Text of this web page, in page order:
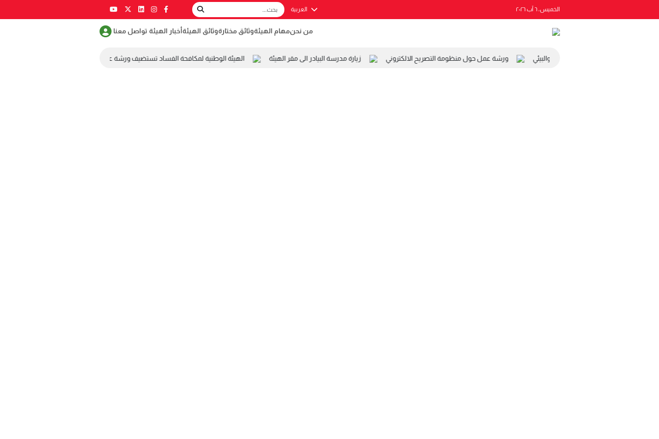
الخميس، ٦ آب ٢٠٢٦ العربية
من نحنمهام الهيئةوثائق مختارةوثائق الهيئةأخبار الهيئة تواصل معنا
رئيس المجلس الاقتصادي والاجتماعي والبيئي ورشة عمل حول منظومة التصريح الالكتروني زيارة مدرسة البيادر الى مقر الهيئة الهيئة الوطنية لمكافحة الفساد تستضيف ورشة عمل ضمن مسابقة طلابية لمكافحة